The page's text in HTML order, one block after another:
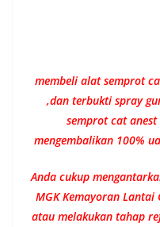
membeli alat semprot
,dan terbukti spray
semprot cat
mengembalikan 100%
Anda cukup
MGK Kemayoran
atau melakukan tahap